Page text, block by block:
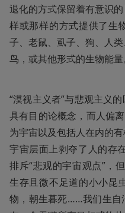
退化的方式保留着有意识
样或那样的方式提供了生
子、老鼠、虱子、狗、人
鸟，或其他形式的生物能量
“漠视主义者”与悲观主义
具有目的论概念，而人偏
为宇宙以及包括人在内的
宇宙层面上剥夺了人的存
排斥“悲观的宇宙观点”，
生存且微不足道的小小昆
物，朝生暮死……我们生自